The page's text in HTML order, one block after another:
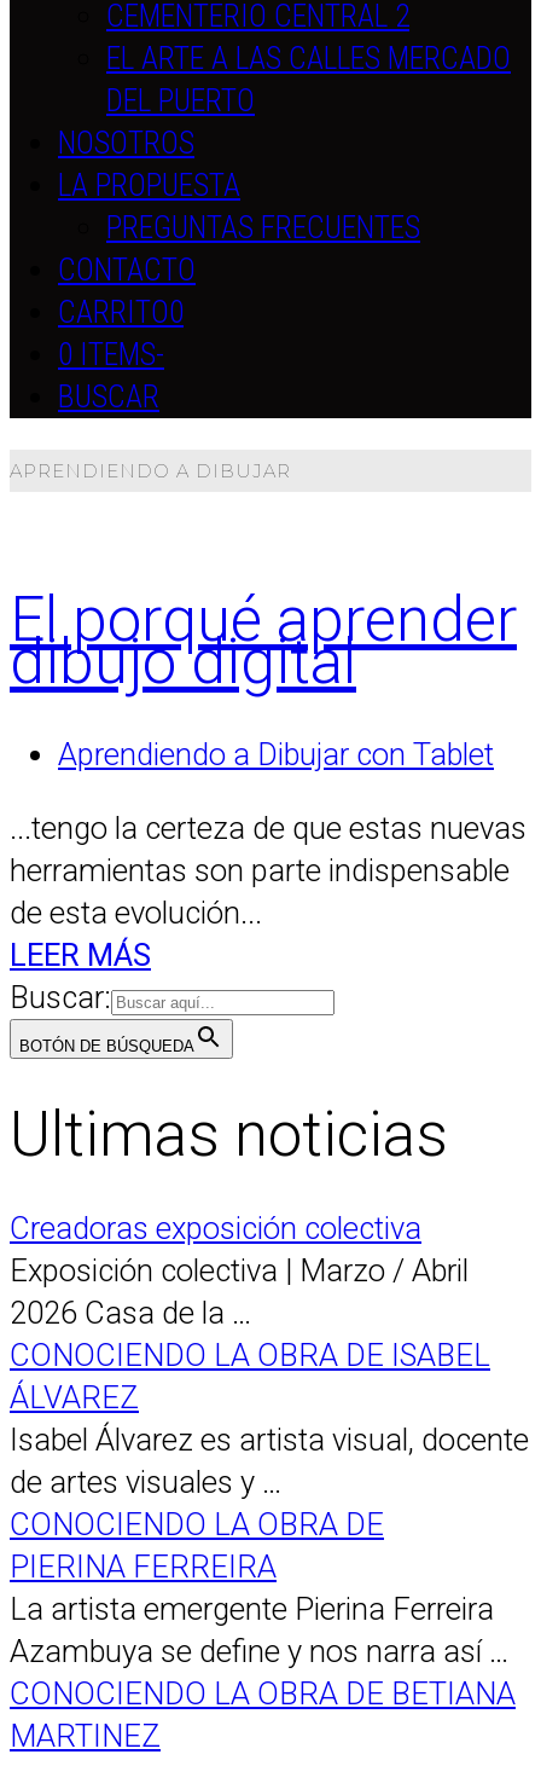
CEMENTERIO CENTRAL 2
EL ARTE A LAS CALLES MERCADO
DEL PUERTO
NOSOTROS
LA PROPUESTA
PREGUNTAS FRECUENTES
CONTACTO
CARRITO0
0 ITEMS-
BUSCAR
APRENDIENDO A DIBUJAR
El porqué aprender
dibujo digital
Aprendiendo a Dibujar con Tablet
...tengo la certeza de que estas nuevas
herramientas son parte indispensable
de esta evolución...
LEER MÁS
Buscar:
BOTÓN DE BÚSQUEDA
Ultimas noticias
Creadoras exposición colectiva
Exposición colectiva | Marzo / Abril
2026 Casa de la …
CONOCIENDO LA OBRA DE ISABEL
ÁLVAREZ
Isabel Álvarez es artista visual, docente
de artes visuales y …
CONOCIENDO LA OBRA DE
PIERINA FERREIRA
La artista emergente Pierina Ferreira
Azambuya se define y nos narra así …
CONOCIENDO LA OBRA DE BETIANA
MARTINEZ